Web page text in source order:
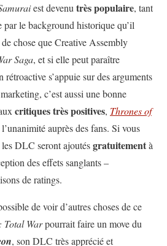
est devenu très populaire, tant
par le background historique qu’il
chose que Creative Assembly
Saga, et si elle peut paraître
rétroactive s’appuie sur des arguments
c’est aussi une bonne
critiques très positives, Thrones of
auprès des fans. Si vous
DLC seront ajoutésgratuitementà
des effets sanglants –
de ratings.
de voir d’autres choses de ce
Total Warpourrait faire un move du
, son DLC très apprécié et